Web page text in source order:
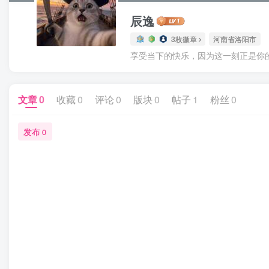
辰逸
3枚徽章 河南省洛阳市
享受当下的快乐，因为这一刻正是你
文章0 收藏 0 评论 0 版块 0 帖子 1 粉丝 0
发布0